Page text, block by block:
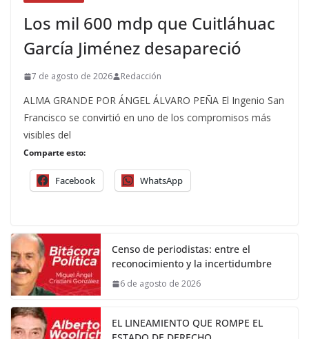
Los mil 600 mdp que Cuitláhuac
García Jiménez desapareció
7 de agosto de 2026 Redacción
ALMA GRANDE POR ÁNGEL ÁLVARO PEÑA El Ingenio San
Francisco se convirtió en uno de los compromisos más
visibles del
Comparte esto:
Facebook WhatsApp
Censo de periodistas: entre el
reconocimiento y la incertidumbre
6 de agosto de 2026
EL LINEAMIENTO QUE ROMPE EL